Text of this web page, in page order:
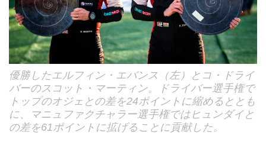
優勝したエルフィン・エバンス（左）とコ・ドライ
バーのスコット・マーティン。ドライバー選手権で
トップのオジェとの差を24ポイントに縮めるととも
に、マニュファクチャラー選手権ではヒュンダイと
の差を61ポイントに拡げることに貢献した。